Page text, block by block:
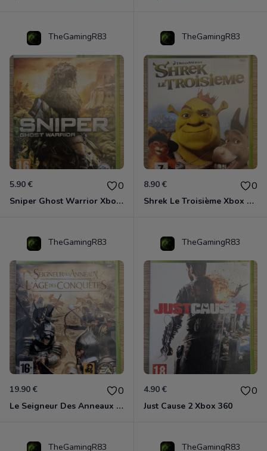
TheGamingR83
5.90 € 0
Sniper Ghost Warrior Xbox 360
TheGamingR83
8.90 € 0
Shrek Le Troisième Xbox 360
TheGamingR83
19.90 € 0
Le Seigneur Des Anneaux - L'âge Des Conquêtes Xbox 360
TheGamingR83
4.90 € 0
Just Cause 2 Xbox 360
TheGamingR83 TheGamingR83